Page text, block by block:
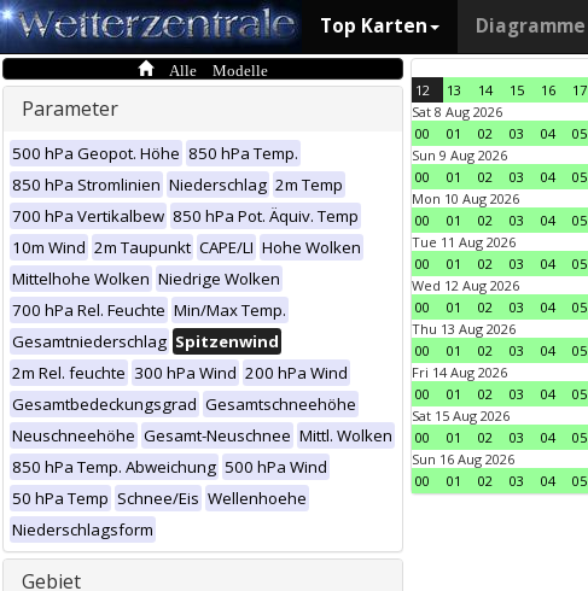
Top Karten Diagramme
Alle Modelle
Parameter
500 hPa Geopot. Höhe 850 hPa Temp.
850 hPa Stromlinien Niederschlag 2m Temp
700 hPa Vertikalbew 850 hPa Pot. Äquiv. Temp
10m Wind 2m Taupunkt CAPE/LI Hohe Wolken
Mittelhohe Wolken Niedrige Wolken
700 hPa Rel. Feuchte Min/Max Temp.
Gesamtniederschlag Spitzenwind
2m Rel. feuchte 300 hPa Wind 200 hPa Wind
Gesamtbedeckungsgrad Gesamtschneehöhe
Neuschneehöhe Gesamt-Neuschnee Mittl. Wolken
850 hPa Temp. Abweichung 500 hPa Wind
50 hPa Temp Schnee/Eis Wellenhoehe
Niederschlagsform
Gebiet
12 13 14 15 16 17
Sat 8 Aug 2026
00
01 02 03 04 05
Sun 9 Aug 2026
00
01 02 03 04 05
Mon 10 Aug 2026
00
01 02 03 04 05
Tue 11 Aug 2026
00
01 02 03 04 05
Wed 12 Aug 2026
00
01 02 03 04 05
Thu 13 Aug 2026
00
01 02 03 04 05
Fri 14 Aug 2026
00
01 02 03 04 05
Sat 15 Aug 2026
00
01 02 03 04 05
Sun 16 Aug 2026
00
01 02 03 04 05